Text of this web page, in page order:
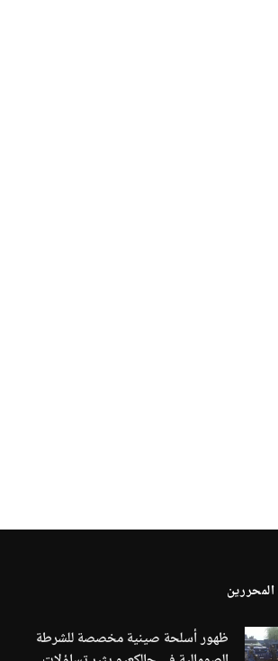
ظهور أسلحة صينية مخصصة للشرطة